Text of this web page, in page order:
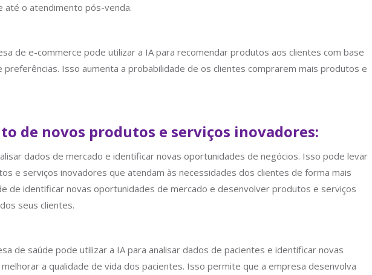
até o atendimento pós-venda.
de e-commerce pode utilizar a IA para recomendar produtos aos clientes com base
Isso aumenta a probabilidade de os clientes comprarem mais produtos e
de novos produtos e serviços inovadores:
dados de mercado e identificar novas oportunidades de negócios. Isso pode levar
e serviços inovadores que atendam às necessidades dos clientes de forma mais
de identificar novas oportunidades de mercado e desenvolver produtos e serviços
seus clientes.
de saúde pode utilizar a IA para analisar dados de pacientes e identificar novas
a qualidade de vida dos pacientes. Isso permite que a empresa desenvolva